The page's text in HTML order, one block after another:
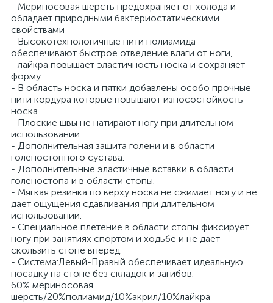
- Мериносовая шерсть предохраняет от холода и
обладает природными бактериостатическими
свойствами
- Высокотехнологичные нити полиамида
обеспечивают быстрое отведение влаги от ноги,
- лайкра повышает эластичность носка и сохраняет
форму.
- В область носка и пятки добавлены особо прочные
нити кордура которые повышают износостойкость
носка.
- Плоские швы не натирают ногу при длительном
использовании.
- Дополнительная защита голени и в области
голеностопного сустава.
- Дополнительные эластичные вставки в области
голеностопа и в области стопы.
- Мягкая резинка по верху носка не сжимает ногу и не
дает ощущения сдавливания при длительном
использовании.
- Специальное плетение в области стопы фиксирует
ногу при занятиях спортом и ходьбе и не дает
скользить стопе вперед.
- Система:Левый-Правый обеспечивает идеальную
посадку на стопе без складок и загибов.
60% мериносовая
шерсть/20%полиамид/10%акрил/10%лайкра